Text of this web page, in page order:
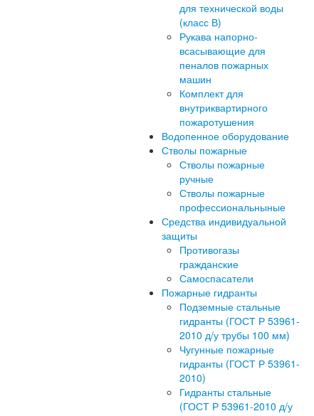
для технической воды
(класс В)
Рукава напорно-
всасывающие для
пеналов пожарных
машин
Комплект для
внутриквартирного
пожаротушения
Водопенное оборудование
Стволы пожарные
Стволы пожарные
ручные
Стволы пожарные
профессиональныные
Средства индивидуальной
защиты
Противогазы
гражданские
Самоспасатели
Пожарные гидранты
Подземные стальные
гидранты (ГОСТ Р 53961-
2010 д/у трубы 100 мм)
Чугунные пожарные
гидранты (ГОСТ Р 53961-
2010)
Гидранты стальные
(ГОСТ Р 53961-2010 д/у